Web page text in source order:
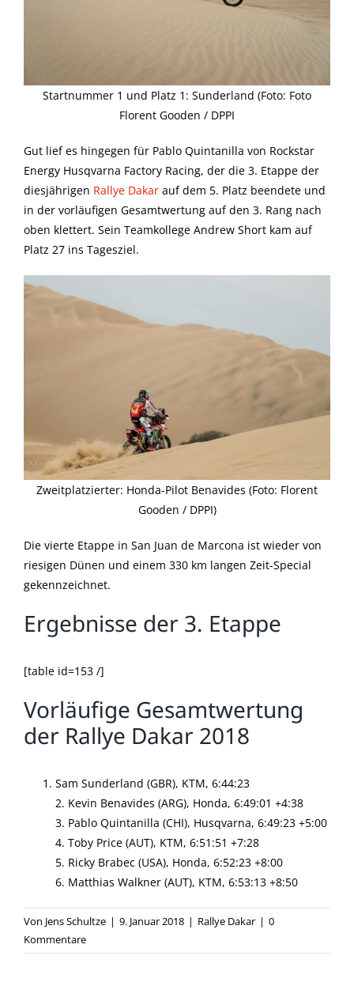
Startnummer 1 und Platz 1: Sunderland (Foto: Foto
Florent Gooden / DPPI
Gut lief es hingegen für Pablo Quintanilla von Rockstar
Energy Husqvarna Factory Racing, der die 3. Etappe der
diesjährigen Rallye Dakar auf dem 5. Platz beendete und
in der vorläufigen Gesamtwertung auf den 3. Rang nach
oben klettert. Sein Teamkollege Andrew Short kam auf
Platz 27 ins Tagesziel.
Zweitplatzierter: Honda-Pilot Benavides (Foto: Florent
Gooden / DPPI)
Die vierte Etappe in San Juan de Marcona ist wieder von
riesigen Dünen und einem 330 km langen Zeit-Special
gekennzeichnet.
Ergebnisse der 3. Etappe
[table id=153 /]
Vorläufige Gesamtwertung
der Rallye Dakar 2018
Sam Sunderland (GBR), KTM, 6:44:23
2. Kevin Benavides (ARG), Honda, 6:49:01 +4:38
3. Pablo Quintanilla (CHI), Husqvarna, 6:49:23 +5:00
4. Toby Price (AUT), KTM, 6:51:51 +7:28
5. Ricky Brabec (USA), Honda, 6:52:23 +8:00
6. Matthias Walkner (AUT), KTM, 6:53:13 +8:50
Von Jens Schultze | 9. Januar 2018 | Rallye Dakar | 0
Kommentare